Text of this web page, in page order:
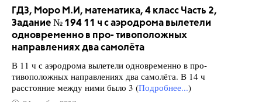
ГДЗ, Моро М.И, математика, 4 класс Часть 2,
Задание № 194 11 ч с аэродрома вылетели
одновременно в про- тивоположных
направлениях два самолёта
В 11 ч с аэродрома вылетели одновременно в про-
тивоположных направлениях два самолёта. В 14 ч
расстояние между ними было 3 (Подробнее...)